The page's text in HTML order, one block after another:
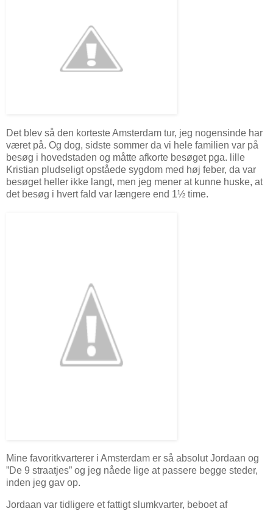
Det blev så den korteste Amsterdam tur, jeg nogensinde har
været på. Og dog, sidste sommer da vi hele familien var på
besøg i hovedstaden og måtte afkorte besøget pga. lille
Kristian pludseligt opståede sygdom med høj feber, da var
besøget heller ikke langt, men jeg mener at kunne huske, at
det besøg i hvert fald var længere end 1½ time.
Mine favoritkvarterer i Amsterdam er så absolut Jordaan og
”De 9 straatjes” og jeg nåede lige at passere begge steder,
inden jeg gav op.
Jordaan var tidligere et fattigt slumkvarter, beboet af